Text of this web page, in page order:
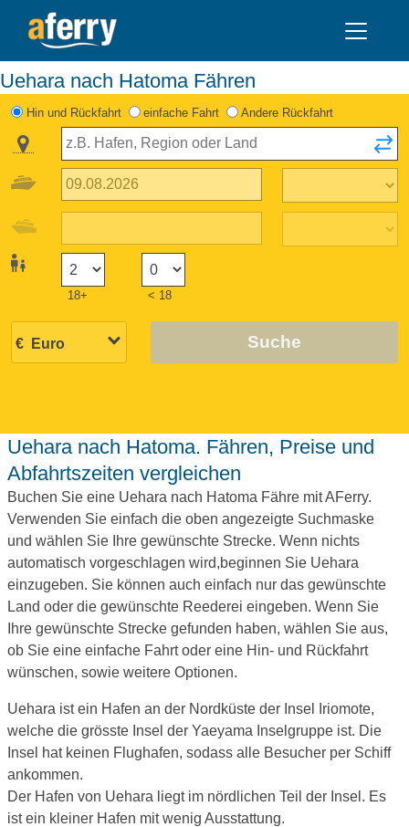
Uehara nach Hatoma Fähren
Hin und Rückfahrt einfache Fahrt Andere Rückfahrt
18+ < 18
Suche
Uehara nach Hatoma. Fähren, Preise und
Abfahrtszeiten vergleichen
Buchen Sie eine Uehara nach Hatoma Fähre mit AFerry.
Verwenden Sie einfach die oben angezeigte Suchmaske
und wählen Sie Ihre gewünschte Strecke. Wenn nichts
automatisch vorgeschlagen wird,beginnen Sie Uehara
einzugeben. Sie können auch einfach nur das gewünschte
Land oder die gewünschte Reederei eingeben. Wenn Sie
Ihre gewünschte Strecke gefunden haben, wählen Sie aus,
ob Sie eine einfache Fahrt oder eine Hin- und Rückfahrt
wünschen, sowie weitere Optionen.
Uehara ist ein Hafen an der Nordküste der Insel Iriomote,
welche die grösste Insel der Yaeyama Inselgruppe ist. Die
Insel hat keinen Flughafen, sodass alle Besucher per Schiff
ankommen.
Der Hafen von Uehara liegt im nördlichen Teil der Insel. Es
ist ein kleiner Hafen mit wenig Ausstattung.